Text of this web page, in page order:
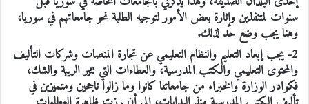
سنوات لمتنفذين وإثارة بعض الأمور لتوجيه الطلبة نحو جامعاتهم في سوريا،
وهنا يجب وضع حد لذلك.
2- يجب إبعاد التعليم والنظام التعليمي عن تجارة المنصات وشركات التأليف
والمحتوى التعليمي والكتب المدرسية، والعطاءات التي تثير الريبة والشك،
فكوادر الوزارة والخبراء من جامعاتنا كانوا وما زالوا ناجحين ومتميزين في